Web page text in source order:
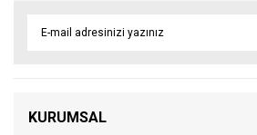
KURUMSAL